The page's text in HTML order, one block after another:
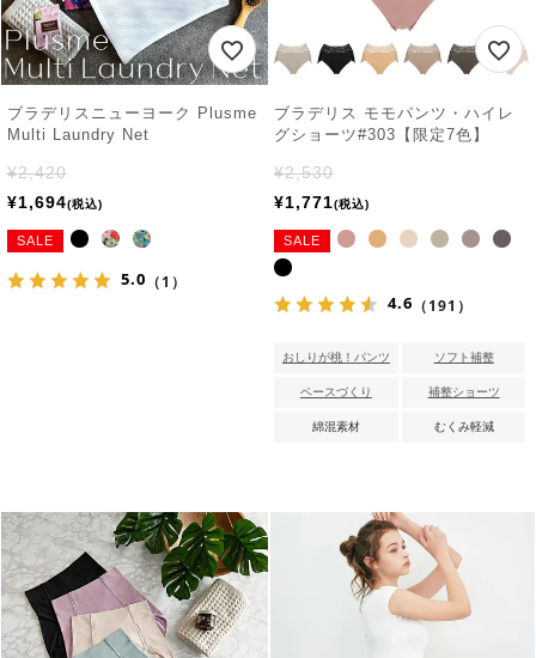
ブラデリスニューヨーク Plusme
Multi Laundry Net
¥2,420
¥1,694 税込
SALE
5.0 （1）
ブラデリス モモパンツ・ハイレ
グショーツ#303【限定7色】
¥2,530
¥1,771 税込
SALE
4.6 （191）
おしりが桃！パンツ ソフト補整
ベースづくり 補整ショーツ
綿混素材 むくみ軽減